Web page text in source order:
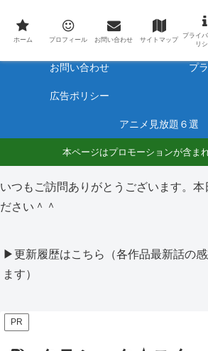
最新アニメのあらすじと感想をネタバレ有り
ホーム
お問い合わせ プ
広告ポリシー
アニメ見放題６選
本ページはプロモーションが含ま
いつもご訪問ありがとうございます。本
ださい＾＾
▶更新履歴はこちら（各作品最新話の
ます）
PR
ホーム プロフィール お問い合わせ サイトマップ
プライ
リ